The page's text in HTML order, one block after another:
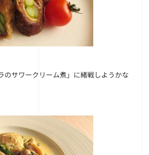
のサワークリーム煮」に緒戦しようかな